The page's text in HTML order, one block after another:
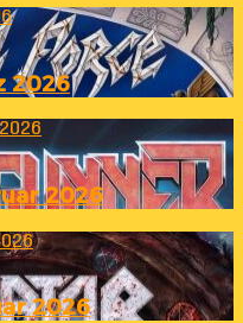
2026
2026
2026